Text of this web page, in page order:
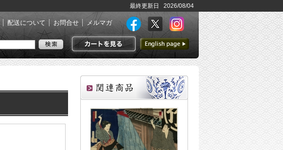
最終更新日 2026/08/04
配送について お問合せ メルマガ
カートを見る
英語ページへ